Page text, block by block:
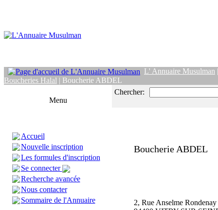
L' Annuaire Musulman
Boucheries Halal | Boucherie ABDEL
Menu
Accueil
Nouvelle inscription
Les formules d'inscription
Se connecter
Recherche avancée
Nous contacter
Sommaire de l'Annuaire
Chercher:
Boucherie ABDEL
2, Rue Anselme Rondenay